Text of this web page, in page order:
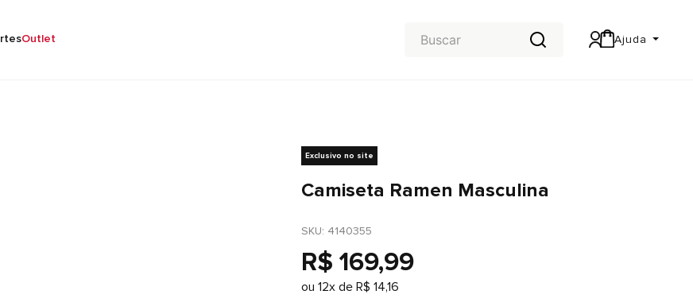
Outlet Ajuda
Exclusivo no site
Camiseta Ramen Masculina
SKU: 4140355
R$ 169,99
ou12x deR$ 14,16